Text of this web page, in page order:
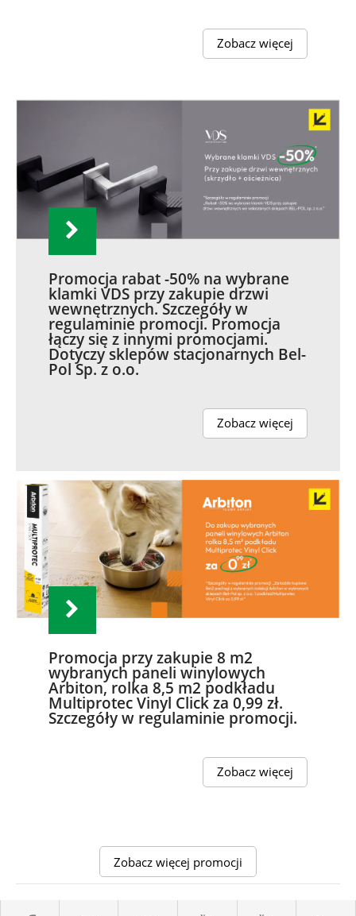
Zobacz więcej
Promocja rabat -50% na wybrane
klamki VDS przy zakupie drzwi
wewnętrznych. Szczegóły w
regulaminie promocji. Promocja
łączy się z innymi promocjami.
Dotyczy sklepów stacjonarnych Bel-
Pol Sp. z o.o.
Zobacz więcej
Promocja przy zakupie 8 m2
wybranych paneli winylowych
Arbiton, rolka 8,5 m2 podkładu
Multiprotec Vinyl Click za 0,99 zł.
Szczegóły w regulaminie promocji.
Zobacz więcej
Zobacz więcej promocji